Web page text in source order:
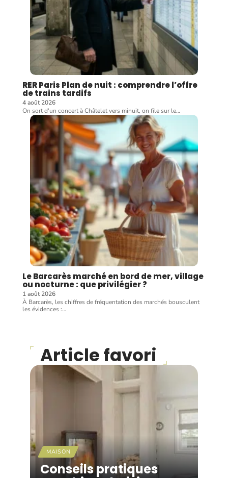
RER Paris Plan de nuit : comprendre l’offre
de trains tardifs
4 août 2026
On sort d'un concert à Châtelet vers minuit, on file sur le…
Le Barcarès marché en bord de mer, village
ou nocturne : que privilégier ?
1 août 2026
À Barcarès, les chiffres de fréquentation des marchés bousculent
les évidences :…
Article favori
MAISON
Conseils pratiques